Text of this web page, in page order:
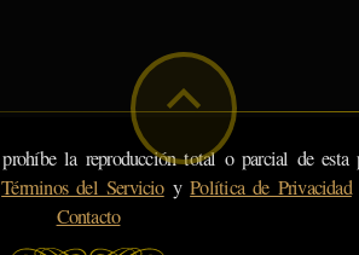
la reproducción total o parcial de esta
Términos del ServicioyPolítica de Privacidad
Contacto